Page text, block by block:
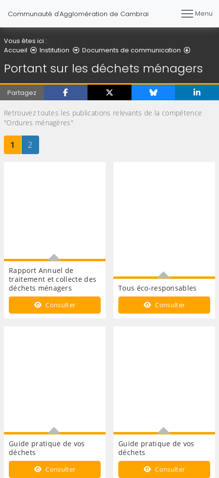
Communauté d'Agglomération de Cambrai Menu
Vous êtes ici :
Accueil
Institution Documents de communication
Portant sur les déchets ménagers
Partagez
Retrouvez toutes les publications relevants de la compétence
"Ordures ménagères"
Page
1 sur 2Page
2
Rapport Annuel de
traitement et collecte des
déchets ménagers
Année 2021Consulter
Tous éco-responsables
Année 2022Consulter
Guide pratique de vos
déchets
Edition 2021Consulter
Guide pratique de vos
déchets
Edition 2020Consulter